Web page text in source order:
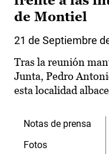
de Montiel
21 de Septiembre
Tras la reunión
Junta, Pedro
esta localidad
Notas de prensa
Fotos